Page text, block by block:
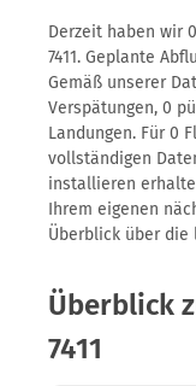
Derzeit haben wir
7411. Geplante
Gemäß unserer
Verspätungen, 0
Landungen. Für 0
vollständigen
installieren
Ihrem eigenen
Überblick über die
Überblick
7411